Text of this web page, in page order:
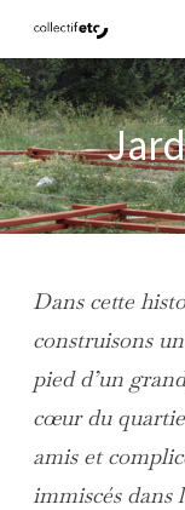
to
main
content
Dans cette
construisons
pied d’un
cœur du
amis et
immiscés dans